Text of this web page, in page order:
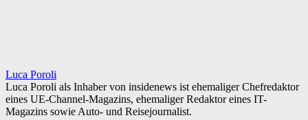
Luca Poroli
Luca Poroli als Inhaber von insidenews ist ehemaliger Chefredaktor
eines UE-Channel-Magazins, ehemaliger Redaktor eines IT-
Magazins sowie Auto- und Reisejournalist.